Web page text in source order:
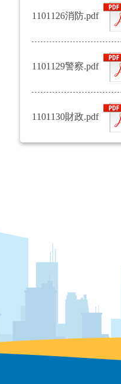
1101126消防.pdf
1101129警察.pdf
1101130財政.pdf